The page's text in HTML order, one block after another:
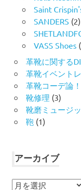
Saint
SANDERS (2)
VASS Shoes
革靴に関する
革靴イベント
革靴コーデ論！
靴修理 (3)
靴磨ミュージ
鞄 (1)
アーカイブ
ア